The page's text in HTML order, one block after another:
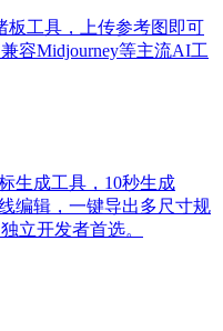
板工具，上传参考图即可
容Midjourney等主流AI工
生成工具，10秒生成
编辑，一键导出多尺寸规
立开发者首选。